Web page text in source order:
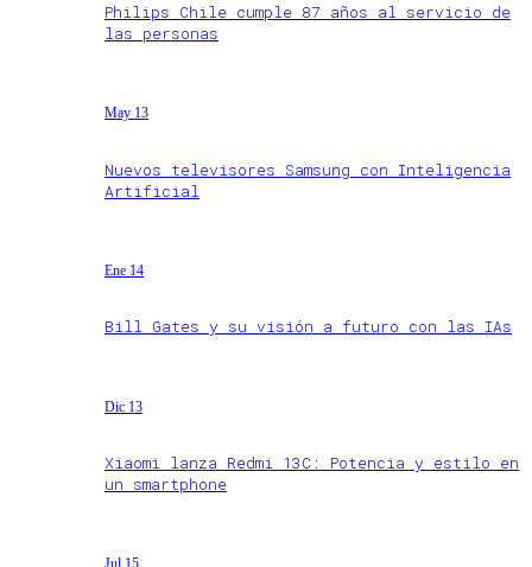
Philips Chile cumple 87 años al servicio de
las personas
May 13
Nuevos televisores Samsung con Inteligencia
Artificial
Ene 14
Bill Gates y su visión a futuro con las IAs
Dic 13
Xiaomi lanza Redmi 13C: Potencia y estilo en
un smartphone
Jul 15